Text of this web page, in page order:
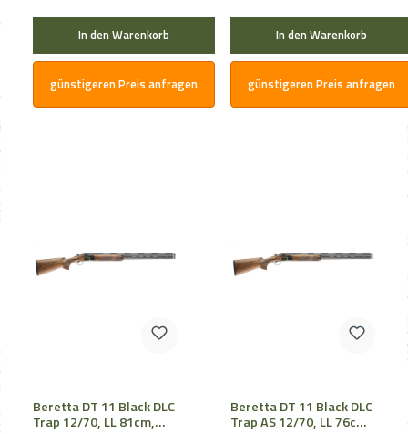
In den Warenkorb
günstigeren Preis anfragen
In den Warenkorb
günstigeren Preis anfragen
Beretta DT 11 Black DLC
Trap 12/70, LL 81cm,
Beretta DT 11 Black DLC
Trap AS 12/70, LL 76cm,